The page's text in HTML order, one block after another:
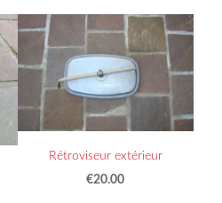
Rétroviseur extérieur
€20.00